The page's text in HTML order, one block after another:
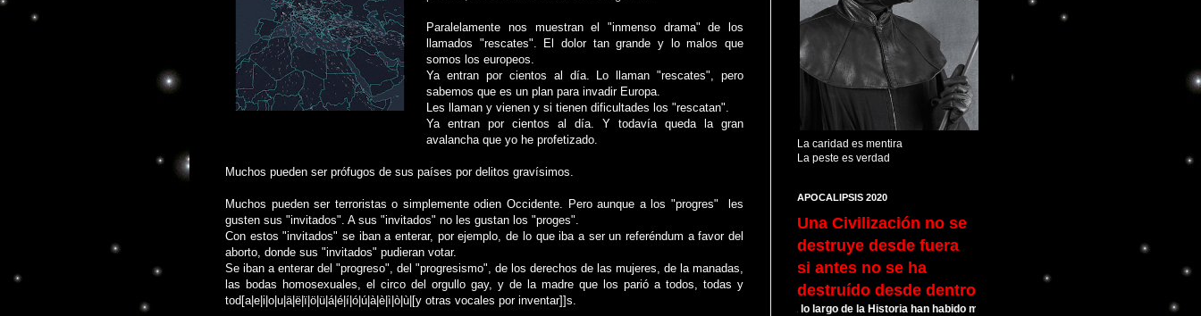
Paralelamente nos muestran el "inmenso drama" de los
llamados "rescates". El dolor tan grande y lo malos que
somos los europeos.
Ya entran por cientos al día. Lo llaman "rescates", pero
sabemos que es un plan para invadir Europa.
Les llaman y vienen y si tienen dificultades los "rescatan".
Ya entran por cientos al día. Y todavía queda la gran
avalancha que yo he profetizado.
Muchos pueden ser prófugos de sus países por delitos gravísimos.
Muchos pueden ser terroristas o simplemente odien Occidente. Pero aunque a los "progres" les
gusten sus "invitados". A sus "invitados" no les gustan los "proges".
Con estos "invitados" se iban a enterar, por ejemplo, de lo que iba a ser un referéndum a favor del
aborto, donde sus "invitados" pudieran votar.
Se iban a enterar del "progreso", del "progresismo", de los derechos de las mujeres, de la manadas,
las bodas homosexuales, el circo del orgullo gay, y de la madre que los parió a todos, todas y
tod[a|e|i|o|u|ä|ë|ï|ö|ü|á|é|í|ó|ú|à|è|ì|ò|ù|[y otras vocales por inventar]]s.
La caridad es mentira
La peste es verdad
APOCALIPSIS 2020
Una Civilización no se
destruye desde fuera
si antes no se ha
destruído desde dentro
A lo largo de la Historia han habido muchas Civilizaciones que alcanzaron su esplendor